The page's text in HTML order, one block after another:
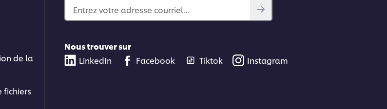
de la
fichiers
Entrez votre adresse courriel…
Nous trouver sur
LinkedIn
Facebook Tiktok Instagram